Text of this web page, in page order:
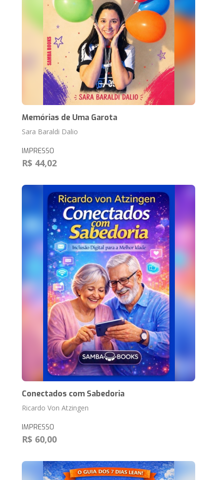
Memórias de Uma Garota
Sara Baraldi Dalio
IMPRESSO
R$ 44,02
Conectados com Sabedoria
Ricardo Von Atzingen
IMPRESSO
R$ 60,00